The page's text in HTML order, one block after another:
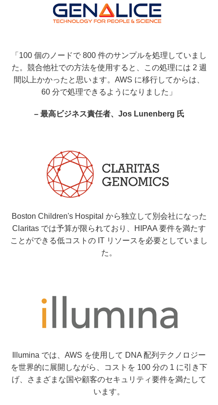
「100 個のノードで 800 件のサンプルを処理していまし
た。競合他社での方法を使用すると、この処理には 2 週
間以上かかったと思います。AWS に移行してからは、
60 分で処理できるようになりました」
– 最高ビジネス責任者、Jos Lunenberg 氏
Boston Children's Hospital から独立して別会社になった
Claritas では予算が限られており、HIPAA 要件を満たす
ことができる低コストの IT リソースを必要としていまし
た。
Illumina では、AWS を使用して DNA 配列テクノロジー
を世界的に展開しながら、コストを 100 分の 1 に引き下
げ、さまざまな国や顧客のセキュリティ要件を満たして
います。